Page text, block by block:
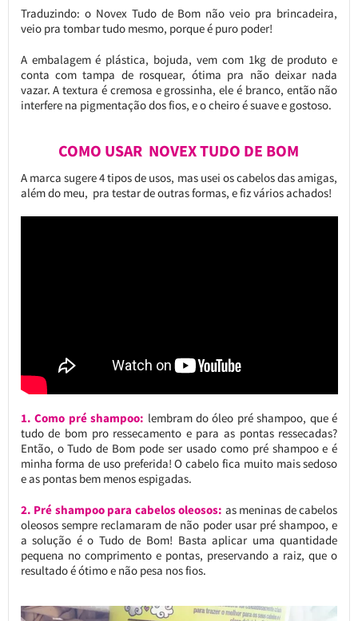
Traduzindo: o Novex Tudo de Bom não veio pra brincadeira,
veio pra tombar tudo mesmo, porque é puro poder!
A embalagem é plástica, bojuda, vem com 1kg de produto e
conta com tampa de rosquear, ótima pra não deixar nada
vazar. A textura é cremosa e grossinha, ele é branco, então não
interfere na pigmentação dos fios, e o cheiro é suave e gostoso.
COMO USAR NOVEX TUDO DE BOM
A marca sugere 4 tipos de usos, mas usei os cabelos das amigas,
além do meu, pra testar de outras formas, e fiz vários achados!
1. Como pré shampoo: lembram do óleo pré shampoo, que é
tudo de bom pro ressecamento e para as pontas ressecadas?
Então, o Tudo de Bom pode ser usado como pré shampoo e é
minha forma de uso preferida! O cabelo fica muito mais sedoso
e as pontas bem menos espigadas.
2. Pré shampoo para cabelos oleosos: as meninas de cabelos
oleosos sempre reclamaram de não poder usar pré shampoo, e
a solução é o Tudo de Bom! Basta aplicar uma quantidade
pequena no comprimento e pontas, preservando a raiz, que o
resultado é ótimo e não pesa nos fios.